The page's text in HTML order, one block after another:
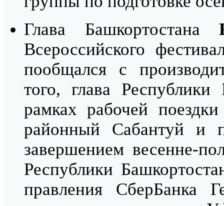
Глава Башкортостана
Всероссийского
пообщался с
того, глава
рамках рабочей
районный Сабантуй и
завершением весенне-
Республики
правления СберБанка